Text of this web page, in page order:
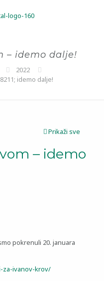
– idemo dalje!
2022
idemo dalje!
Prikaži sve
– idemo
pokrenuli 20. januara
za-ivanov-krov/